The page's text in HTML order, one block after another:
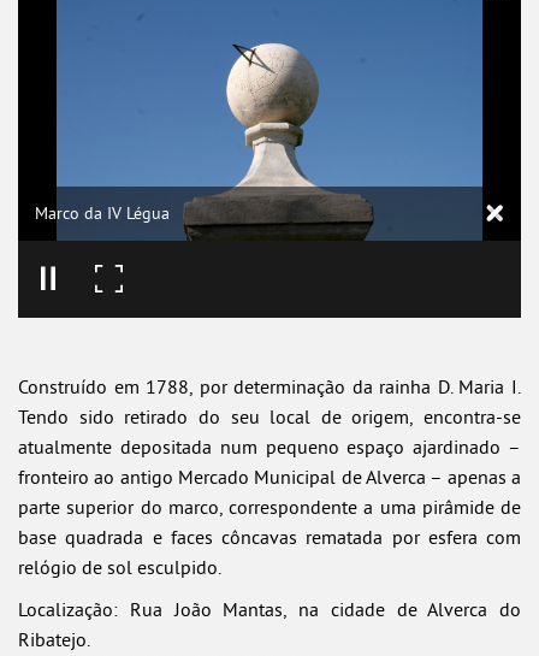
Marco da IV Légua
Construído em 1788, por determinação da rainha D. Maria I.
Tendo sido retirado do seu local de origem, encontra-se
atualmente depositada num pequeno espaço ajardinado –
fronteiro ao antigo Mercado Municipal de Alverca – apenas a
parte superior do marco, correspondente a uma pirâmide de
base quadrada e faces côncavas rematada por esfera com
relógio de sol esculpido.
Localização: Rua João Mantas, na cidade de Alverca do
Ribatejo.